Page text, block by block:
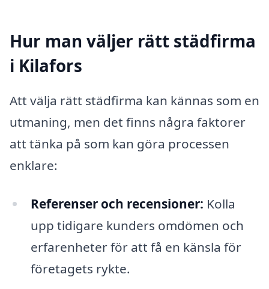
Hur man väljer rätt städfirma
i Kilafors
Att välja rätt städfirma kan kännas som en
utmaning, men det finns några faktorer
att tänka på som kan göra processen
enklare:
Referenser och recensioner: Kolla
upp tidigare kunders omdömen och
erfarenheter för att få en känsla för
företagets rykte.